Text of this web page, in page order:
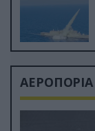
ΑΕΡΟΠΟΡΙΑ